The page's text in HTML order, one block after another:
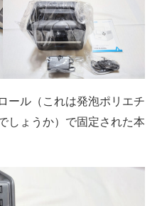
ール（これは発泡ポリエチ
しょうか）で固定された本